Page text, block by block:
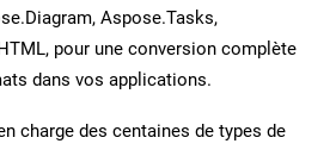
Aspose.Tasks,
pour une conversion complète
dans vos applications.
charge des centaines de types de